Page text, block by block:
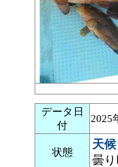
データ日
付
状態
天候
曇